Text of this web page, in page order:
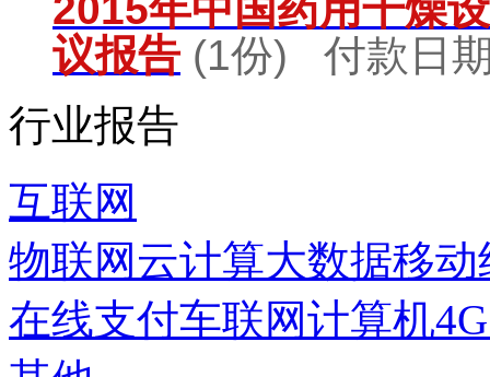
议报告 (1份) 付款日
行业报告
互联网
物联网 云计算大数据移动
在线支付车联网计算机